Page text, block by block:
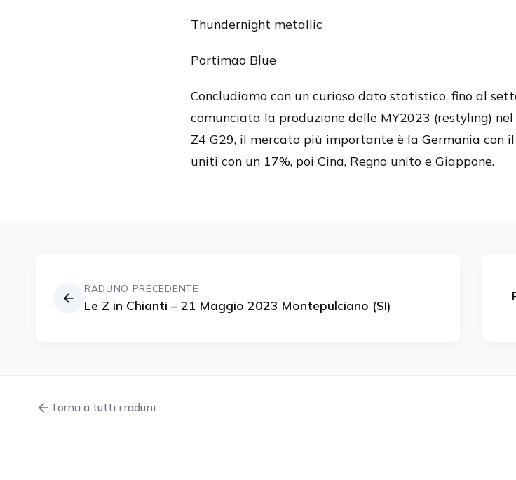
Thundernight metallic
Portimao Blue
Concludiamo con un curioso dato statistico, fino al
comunciata la produzione delle MY2023 (restyling)
Z4 G29, il mercato più importante è la Germania con
uniti con un 17%, poi Cina, Regno unito e Giappone.
RADUNO PRECEDENTE
Le Z in Chianti – 21 Maggio 2023 Montepulciano (SI)
Torna a tutti i raduni